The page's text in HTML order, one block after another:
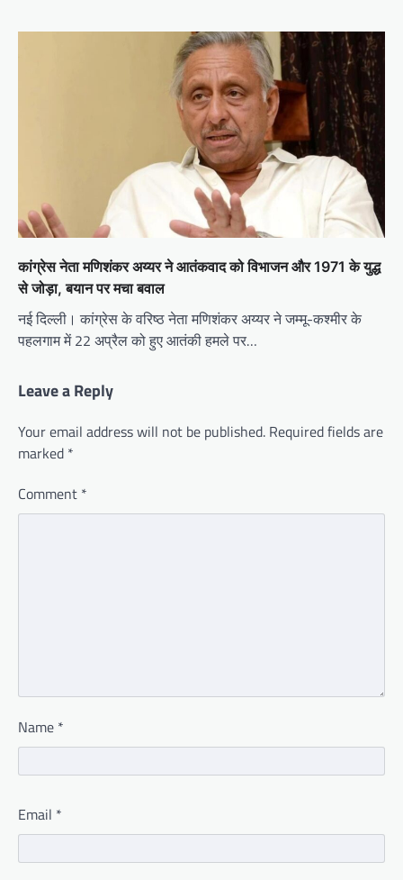
कांग्रेस नेता मणिशंकर अय्यर ने आतंकवाद को विभाजन और 1971 के युद्ध
से जोड़ा, बयान पर मचा बवाल
नई दिल्ली। कांग्रेस के वरिष्ठ नेता मणिशंकर अय्यर ने जम्मू-कश्मीर के
पहलगाम में 22 अप्रैल को हुए आतंकी हमले पर…
Leave a Reply
Your email address will not be published. Required fields are
marked *
Comment *
Name *
Email *